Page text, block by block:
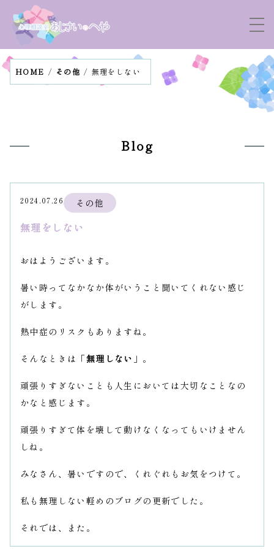
HOME その他 無理をしない
Blog
2024.07.26 その他
無理をしない
おはようございます。
暑い時ってなかなか体がいうこと聞いてくれない感じ
がします。
熱中症のリスクもありますね。
そんなときは「無理しない 」。
頑張りすぎないことも人生においては大切なことなの
かなと感じます。
頑張りすぎて体を壊して動けなくなってもいけません
しね。
みなさん、暑いですので、くれぐれもお気をつけて。
私も無理しない軽めのブログの更新でした。
それでは、また。